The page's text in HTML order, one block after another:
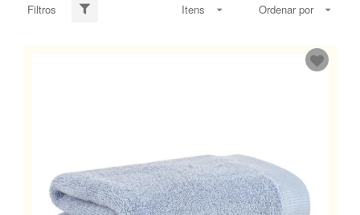
Filtros Itens Ordenar por